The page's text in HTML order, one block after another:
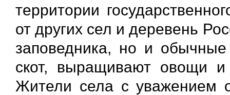
территории
от других сел и деревень
заповедника, но и обычные
скот, выращивают овощи
Жители села с уважением